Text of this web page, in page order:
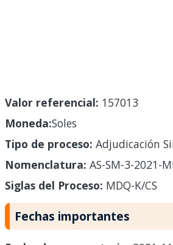
Valor referencial: 157013
Moneda:Soles
Tipo de proceso: Adjudicación
Nomenclatura: AS-SM-3-2021-
Siglas del Proceso: MDQ-K/CS
Fechas importantes